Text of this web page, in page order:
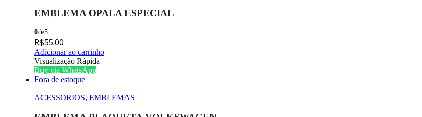
EMBLEMA OPALA ESPECIAL
0de 5
R$55.00
Adicionar ao carrinho
Visualização Rápida
Buy via WhatsApp
Fora de estoque
ACESSORIOS, EMBLEMAS